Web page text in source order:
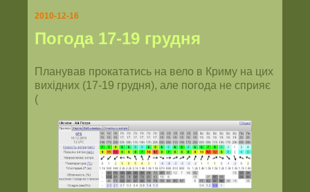
2010-12-16
Погода 17-19 грудня
Планував прокататись на вело в Криму на цих
вихідних (17-19 грудня), але погода не сприяє
(